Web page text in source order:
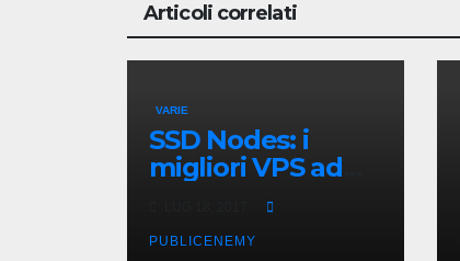
Articoli correlati
VARIE
SSD Nodes: i
migliori VPS ad
un prezzo
imbattibile
PUBLICENEMY